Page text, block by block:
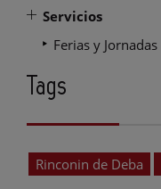
Servicios
Ferias y Jornadas
Tags
Rinconin de Deba